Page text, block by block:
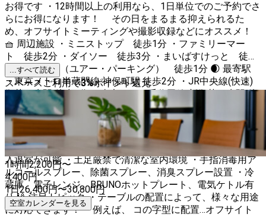
お得です ・12時間以上の利用なら、1日単位でのご予約でさ
らにお得になります！ その日をまるまる抑えられるた
め、オフサイトミーティングや撮影収録などにオススメ！
🧺 周辺施設 ・ミニストップ 徒歩1分 ・ファミリーマー
ト 徒歩2分 ・ダイソー 徒歩3分 ・まいばすけっと 徒歩
7分 ・駐車場（ユアー・パーキング） 徒歩1分 🌒 最寄駅
・東京メトロ半蔵門線 神保町駅 徒歩2分 ・JR中央線(快速)
御茶ノ水駅 徒歩8分 ・東京メトロ千代田線 新御茶ノ水駅 徒
歩8分 ♟️ スペースについて ・落ち着きあるカフェのような
シックでモダンな内装 ・モニターやホワイトボード完備 ・
可動式の広々テーブルがあるので勉強会やお教室のご利用に
も ・ドアの施錠にはスマートロックを採用し、スムーズな
入退室が可能 ・土足厳禁で清潔な室内環境 ・手指消毒用ア
ルコールスプレー、除菌スプレー、消臭スプレー設置 ・冷
蔵庫、電子レンジ、BRUNOホットプレート、電気ケトル有
り 🎱 注目トピック ・テーブルの配置によって、様々な用途
に対応できます！ 例えば、 コの字型に配置…オフサイト
...すべて読む
スペースご利用で3%ポイント還元
1時間2,200円〜
4,400円
1日26,400円〜30,800円
空室カレンダーを見る